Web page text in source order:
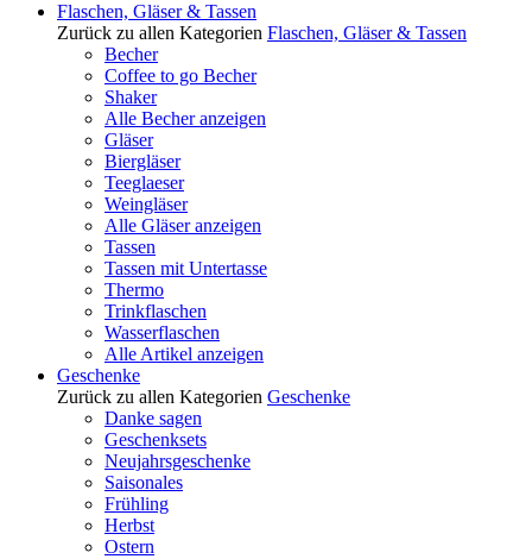
Flaschen, Gläser & Tassen
Zurück zu allen Kategorien Flaschen, Gläser & Tassen
Becher
Coffee to go Becher
Shaker
Alle Becher anzeigen
Gläser
Biergläser
Teeglaeser
Weingläser
Alle Gläser anzeigen
Tassen
Tassen mit Untertasse
Thermo
Trinkflaschen
Wasserflaschen
Alle Artikel anzeigen
Geschenke
Zurück zu allen Kategorien Geschenke
Danke sagen
Geschenksets
Neujahrsgeschenke
Saisonales
Frühling
Herbst
Ostern